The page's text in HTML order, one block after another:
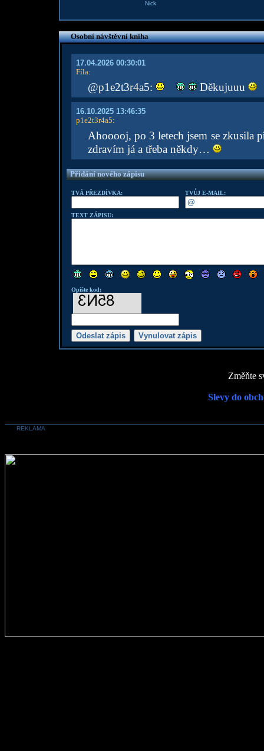
Nick
Osobní návštěvní kniha
17.04.2026 00:30:01
Fíla:
@p1e2t3r4a5: Děkujuuu
16.10.2025 13:46:35
p1e2t3r4a5:
Ahooooj, po 3 letech jsem se zkusila
zdravím já a třeba někdy…
Přidání nového zápisu
TVÁ PŘEZDÍVKA: TVŮJ E-MAIL:
TEXT ZÁPISU:
Opište kod:
Změňte
Slevy do
REKLAMA